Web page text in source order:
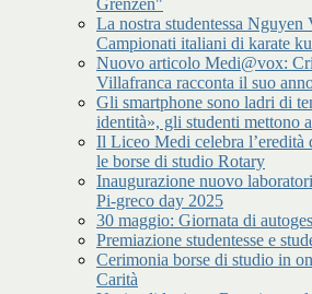
Grenzen"
La nostra studentessa Nguyen
Campionati italiani di karate
Nuovo articolo Medi@vox:
Villafranca racconta il suo
Gli smartphone sono ladri di
identità», gli studenti mettono
Il Liceo Medi celebra l’eredità
le borse di studio Rotary
Inaugurazione nuovo
Pi-greco day 2025
30 maggio: Giornata di
Premiazione studentesse e
Cerimonia borse di studio in
Carità